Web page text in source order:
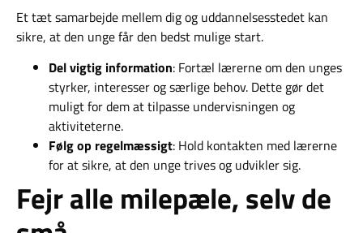
Et tæt samarbejde mellem dig og uddannelsesstedet kan
sikre, at den unge får den bedst mulige start.
Del vigtig information: Fortæl lærerne om den unges
styrker, interesser og særlige behov. Dette gør det
muligt for dem at tilpasse undervisningen og
aktiviteterne.
Følg op regelmæssigt: Hold kontakten med lærerne
for at sikre, at den unge trives og udvikler sig.
Fejr alle milepæle, selv de